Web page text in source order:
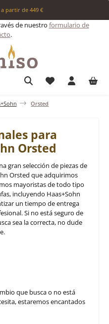
partir de 449 €
de nuestro formulario de
.
Tienes 0
Orsted
para
Orsted
gran selección de piezas de
Orsted que adquirimos
mayoristas de todo tipo
incluyendo Haas+Sohn
un tiempo de entrega
Si no está seguro de
sea la correcta, no dude
que busca o no está
estaremos encantados